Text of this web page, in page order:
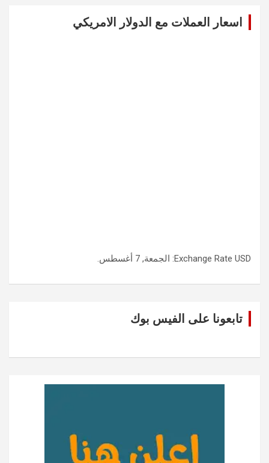
اسعار العملات مع الدولار الامريكي
Exchange Rate USD : الجمعة, 7 أغسطس.
تابعونا على الفيس بوك